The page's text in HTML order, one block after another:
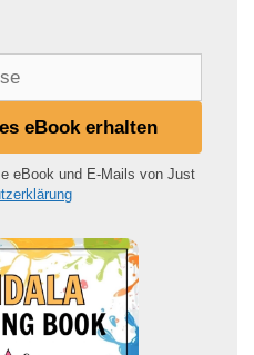
eBook erhalten
eBook und E-Mails von Just